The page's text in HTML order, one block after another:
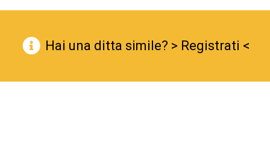
Hai una ditta simile? > Registrati <